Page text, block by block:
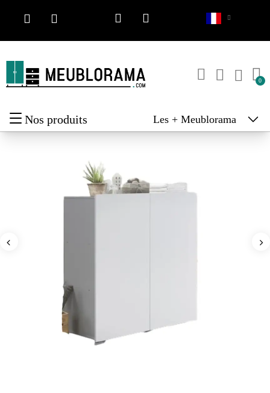
Nos produits Les + Meublorama